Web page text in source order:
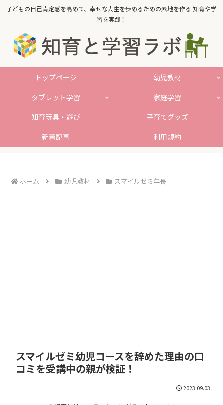
子どもの自己肯定感を高めて、幸せな人生を歩めるための素地を作る 知育や学
習を実践！
トップページ
幼児教材
タブレット学習
家庭学習
知育玩具・遊び
子育てグッズ
新着記事
利用規約
ホーム 幼児教材 スマイルゼミ年長
スマイルゼミ幼児コースを辞めた理由の口
コミを受講中の親が検証！
2023.09.03